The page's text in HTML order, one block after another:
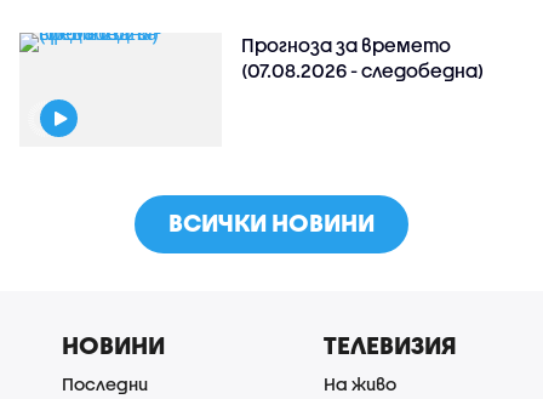
Прогноза за времето
(07.08.2026 - следобедна)
ВСИЧКИ НОВИНИ
НОВИНИ
Последни
ТЕЛЕВИЗИЯ
На живо